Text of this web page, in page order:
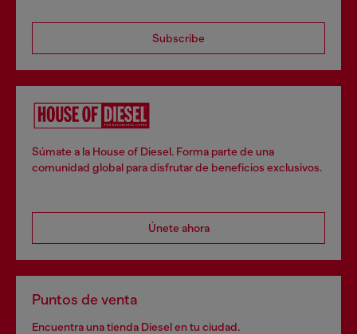
Subscribe
Súmate a la House of Diesel. Forma parte de una
comunidad global para disfrutar de beneficios exclusivos.
Únete ahora
Puntos de venta
Encuentra una tienda Diesel en tu ciudad.